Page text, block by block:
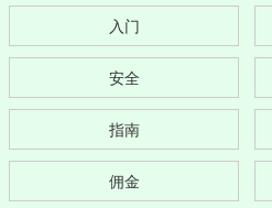
入门
安全
指南
佣金